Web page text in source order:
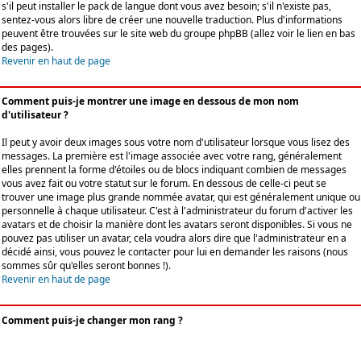
s'il peut installer le pack de langue dont vous avez besoin; s'il n'existe pas,
sentez-vous alors libre de créer une nouvelle traduction. Plus d'informations
peuvent être trouvées sur le site web du groupe phpBB (allez voir le lien en bas
des pages).
Revenir en haut de page
Comment puis-je montrer une image en dessous de mon nom
d'utilisateur ?
Il peut y avoir deux images sous votre nom d'utilisateur lorsque vous lisez des
messages. La première est l'image associée avec votre rang, généralement
elles prennent la forme d'étoiles ou de blocs indiquant combien de messages
vous avez fait ou votre statut sur le forum. En dessous de celle-ci peut se
trouver une image plus grande nommée avatar, qui est généralement unique ou
personnelle à chaque utilisateur. C'est à l'administrateur du forum d'activer les
avatars et de choisir la manière dont les avatars seront disponibles. Si vous ne
pouvez pas utiliser un avatar, cela voudra alors dire que l'administrateur en a
décidé ainsi, vous pouvez le contacter pour lui en demander les raisons (nous
sommes sûr qu'elles seront bonnes !).
Revenir en haut de page
Comment puis-je changer mon rang ?